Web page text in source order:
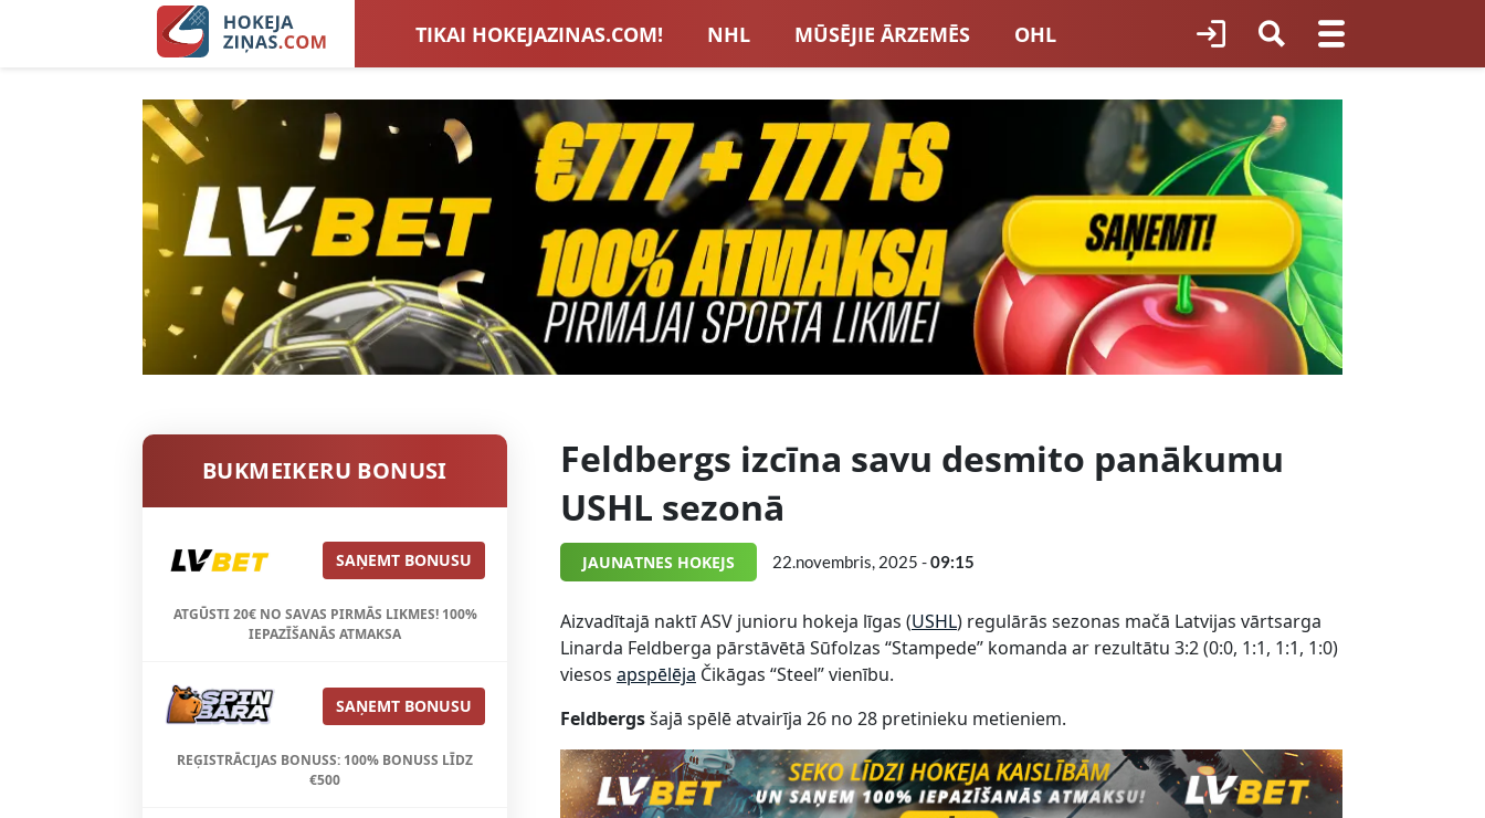
TIKAI HOKEJAZINAS.COM! NHL MŪSĒJIE ĀRZEMĒS OHL
LATVIJAS IZLASE EIROPA LVBET BONUSI JAUNATNES HOKEJS
SIEVIEŠU HOKEJS BLOGI INTERVIJAS TOTALIZATORI LATVIJĀ
TOTALIZATORU BONUSI VISAS ZIŅAS
BUKMEIKERU BONUSI
SAŅEMT BONUSU
ATGŪSTI 20€ NO SAVAS PIRMĀS LIKMES! 100%
IEPAZĪŠANĀS ATMAKSA
SAŅEMT BONUSU
REĢISTRĀCIJAS BONUSS: 100% BONUSS LĪDZ
€500
Feldbergs izcīna savu desmito panākumu
USHL sezonā
JAUNATNES HOKEJS 22.novembris, 2025 -09:15
Aizvadītajā naktī ASV junioru hokeja līgas (USHL) regulārās sezonas mačā Latvijas vārtsarga
Linarda Feldberga pārstāvētā Sūfolzas “Stampede” komanda ar rezultātu 3:2 (0:0, 1:1, 1:1, 1:0)
viesos apspēlēja Čikāgas “Steel” vienību.
Feldbergsšajā spēlē atvairīja 26 no 28 pretinieku metieniem.